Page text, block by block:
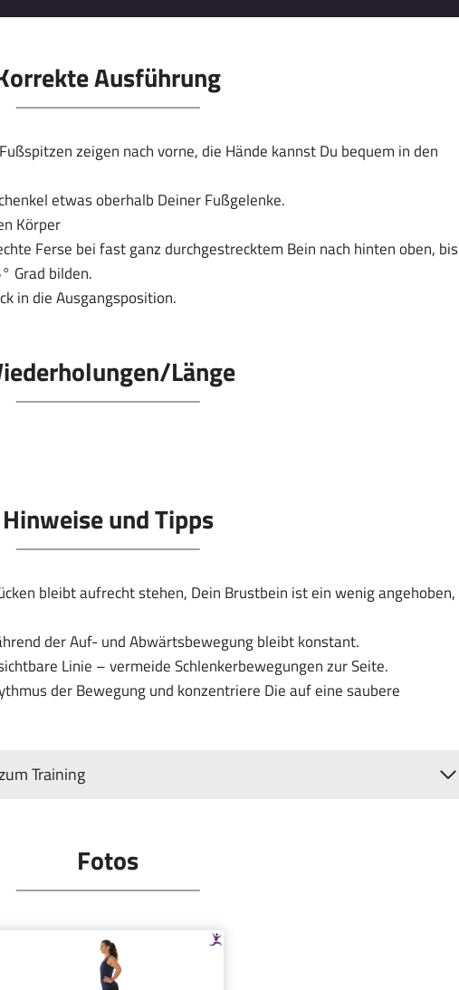
Ausführung
zeigen nach vorne, die Hände kannst Du bequem in den
etwas oberhalb Deiner Fußgelenke.
Körper
Ferse bei fast ganz durchgestrecktem Bein nach hinten oben, bis
Grad bilden.
in die Ausgangsposition.
Länge
Hinweise und Tipps
bleibt aufrecht stehen, Dein Brustbein ist ein wenig angehoben,
der Auf- und Abwärtsbewegung bleibt konstant.
Linie – vermeide Schlenkerbewegungen zur Seite.
der Bewegung und konzentriere Die auf eine saubere
Training
Fotos